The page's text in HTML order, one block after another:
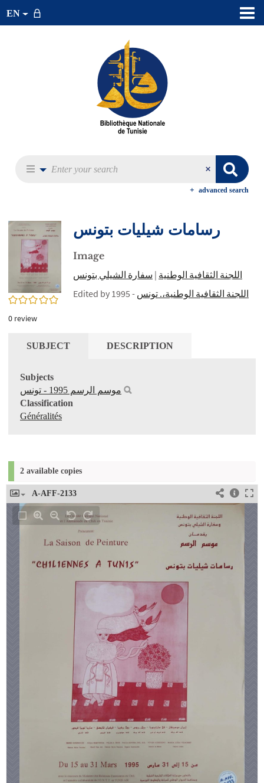
EN
advanced search
0/5
0 review
رسامات شيليات بتونس
Image
اللجنة الثقافية الوطنية | سفارة الشيلي بتونس
Edited by
اللجنة الثقافية الوطنية،. تونس - 1995
SUBJECT DESCRIPTION
Subjects
موسم الرسم 1995 - تونس
Classification
Généralités
2 available copies
A-AFF-2133